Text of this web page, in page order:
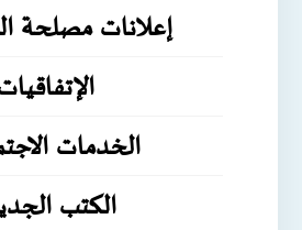
إعلانات مصلحة
الخدمات
الكتب